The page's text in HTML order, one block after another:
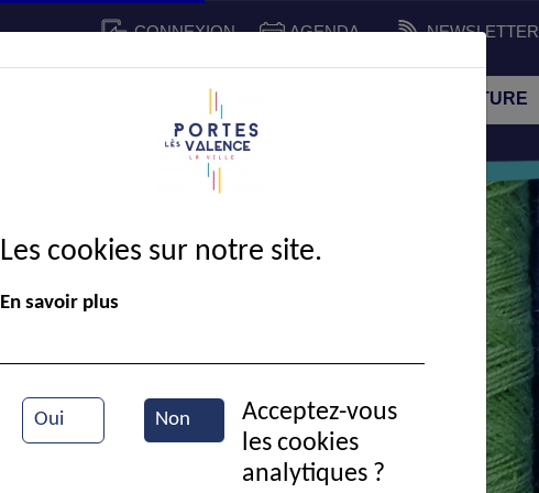
CONNEXION AGENDA NEWSLETTER
CADRE DE VIE SPORT ET CULTURE
Coutures
Les cookies sur notre site.
En savoir plus
Oui Non
Acceptez-vous
les cookies
analytiques ?